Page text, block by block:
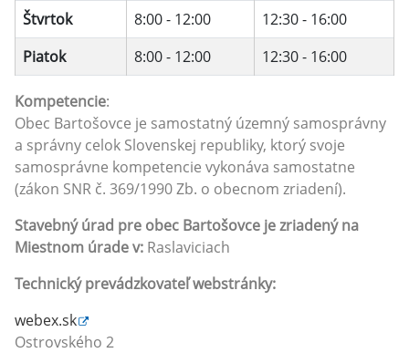
Štvrtok
8:00 - 12:00
12:30 - 16:00
Piatok
8:00 - 12:00 12:30 - 16:00
Kompetencie:
Obec Bartošovce je samostatný územný samosprávny
a správny celok Slovenskej republiky, ktorý svoje
samosprávne kompetencie vykonáva samostatne
(zákon SNR č. 369/1990 Zb. o obecnom zriadení).
Stavebný úrad pre obec Bartošovce je zriadený na
Miestnom úrade v: Raslaviciach
Technický prevádzkovateľ webstránky:
webex.sk
Ostrovského 2